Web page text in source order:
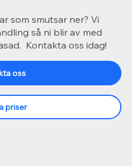
som smutsar ner? Vi
så ni blir av med
Kontakta oss idag!
oss
priser